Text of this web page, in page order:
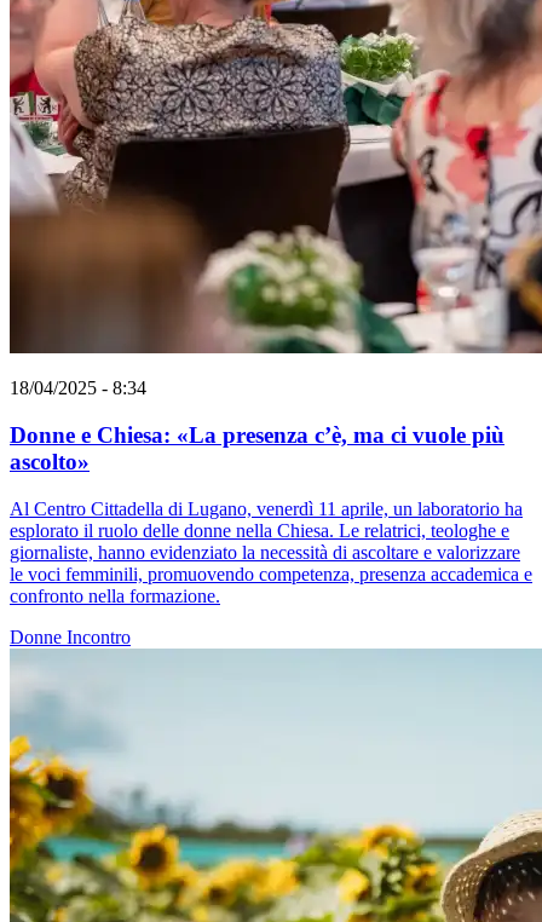
18/04/2025 - 8:34
Donne e Chiesa: «La presenza c’è, ma ci vuole più
ascolto»
Al Centro Cittadella di Lugano, venerdì 11 aprile, un laboratorio ha
esplorato il ruolo delle donne nella Chiesa. Le relatrici, teologhe e
giornaliste, hanno evidenziato la necessità di ascoltare e valorizzare
le voci femminili, promuovendo competenza, presenza accademica e
confronto nella formazione.
Donne Incontro